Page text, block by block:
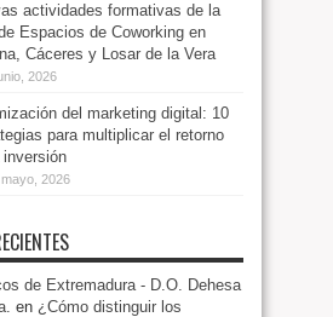
actividades formativas de la
Espacios de Coworking en
Cáceres y Losar de la Vera
2026
del marketing digital: 10
para multiplicar el retorno
inversión
mayo, 2026
de Extremadura - D.O. Dehesa
en ¿Cómo distinguir los